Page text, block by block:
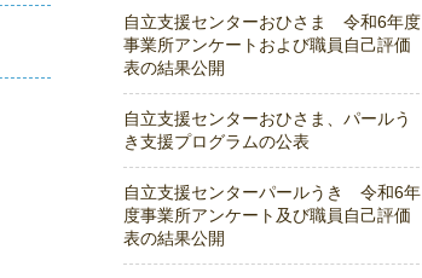
自立支援センターおひさま 令和6年度
事業所アンケートおよび職員自己評価
表の結果公開
自立支援センターおひさま、パールう
き支援プログラムの公表
自立支援センターパールうき 令和6年
度事業所アンケート及び職員自己評価
表の結果公開